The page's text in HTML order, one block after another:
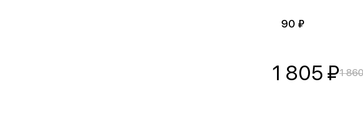
90 ₽
1 805 ₽1